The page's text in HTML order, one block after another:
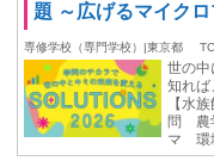
題 ～広げるマイク
専修学校（専門学校）|東京都
世の中
知れば
【水
問 農
マ 環